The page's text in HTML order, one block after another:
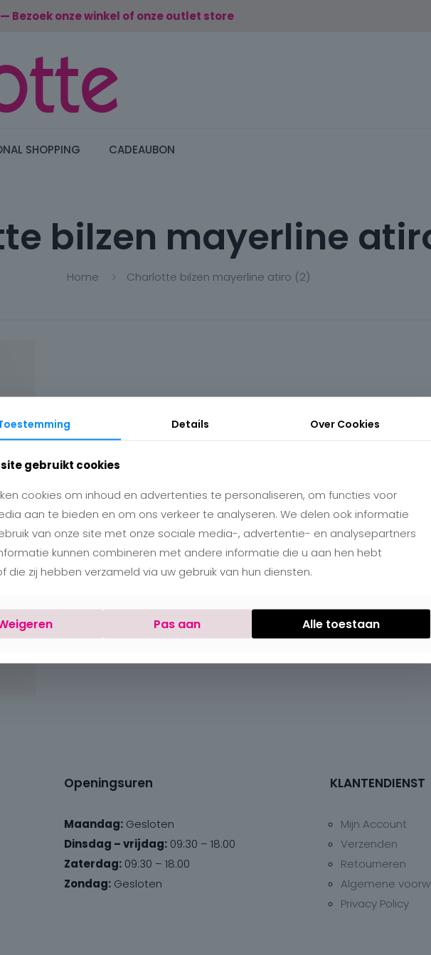
Bezoek onze winkel of onze outlet store
SHOPPING CADEAUBON
bilzen mayerline
Home Charlotte bilzen mayerline atiro (2)
Openingsuren
Maandag: Gesloten
Dinsdag – vrijdag: 09:30 – 18:00
Zaterdag: 09:30 – 18:00
Zondag: Gesloten
KLANTENDIENST
Mijn Account
Verzenden
Retourneren
Algemene
Privacy Policy
Details Over Cookies
gebruikt cookies
cookies om inhoud en advertenties te personaliseren, om functies voor
aan te bieden en om ons verkeer te analyseren. We delen ook informatie
van onze site met onze sociale media-, advertentie- en analysepartners
kunnen combineren met andere informatie die u aan hen hebt
die zij hebben verzameld via uw gebruik van hun diensten.
Pas aan Alle toestaan